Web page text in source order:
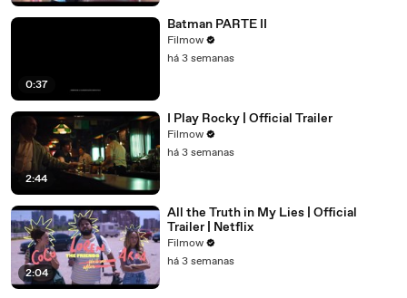
0:37
Batman PARTE II
Filmow
há 3 semanas
2:44
I Play Rocky | Official Trailer
Filmow
há 3 semanas
2:04
All the Truth in My Lies | Official
Trailer | Netflix
Filmow
há 3 semanas